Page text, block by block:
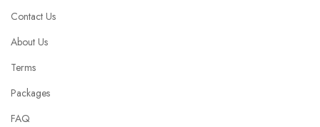
Contact Us
About Us
Terms
Packages
FAQ